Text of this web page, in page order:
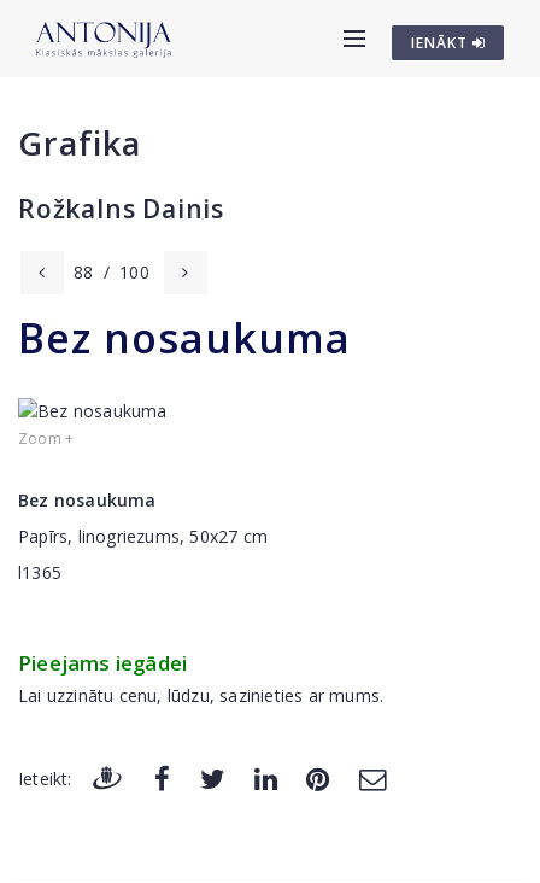
IENĀKT
Grafika
Rožkalns Dainis
88 / 100
Bez nosaukuma
Zoom +
Bez nosaukuma
Papīrs, linogriezums, 50x27 cm
l1365
Pieejams iegādei
Lai uzzinātu cenu, lūdzu, sazinieties ar mums.
Ieteikt: